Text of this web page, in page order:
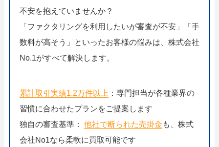
不安を抱えていませんか？
「ファクタリングを利用したいが審査が不安」「手
数料が高そう」といったお客様の悩みは、株式会社
No.1がすべて解決します。
累計取引実績1.2万件以上 ：専門担当が各種業界の
習慣に合わせたプランをご提案します
独自の審査基準： 他社で断られた売掛金 も、株式
会社No1なら柔軟に買取可能です